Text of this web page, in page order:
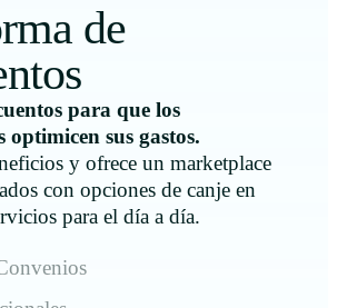
de
para que los
optimicen sus gastos.
y ofrece un marketplace
con opciones de canje en
para el día a día.